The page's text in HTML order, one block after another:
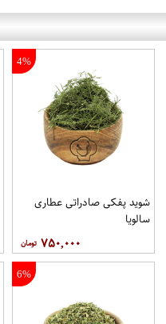
4%
شوید پفکی صادراتی عطاری
سالویا
۷۵۰,۰۰۰
6%